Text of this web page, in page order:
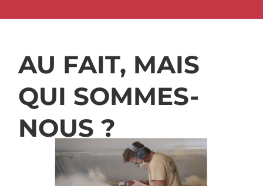
AU FAIT, MAIS
QUI SOMMES-
NOUS ?